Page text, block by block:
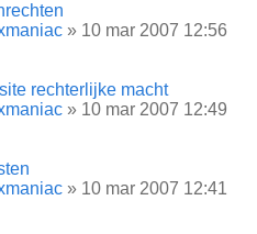
» 10 mar 2007 12:56
rechterlijke macht
» 10 mar 2007 12:49
» 10 mar 2007 12:41